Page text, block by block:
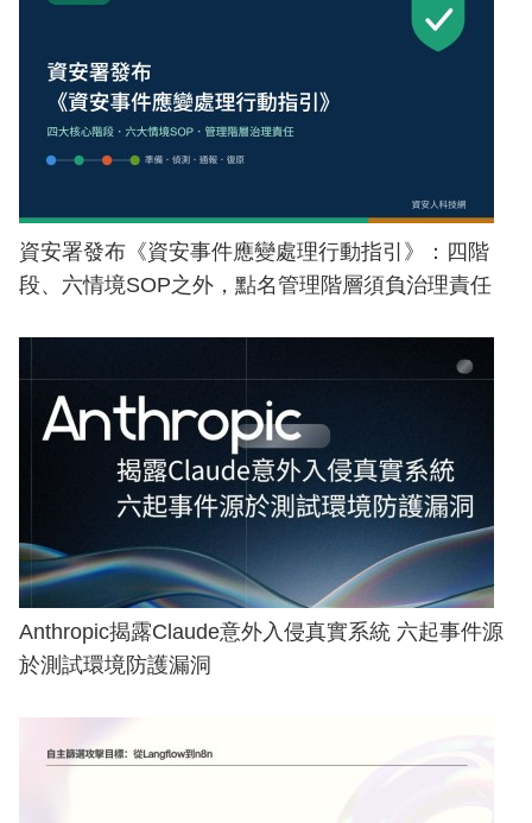
資安署發布《資安事件應變處理行動指引》：四階
段、六情境SOP之外，點名管理階層須負治理責任
Anthropic揭露Claude意外入侵真實系統 六起事件源
於測試環境防護漏洞